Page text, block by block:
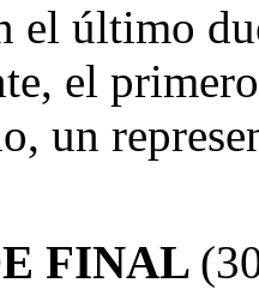
el último
el
un
FINAL